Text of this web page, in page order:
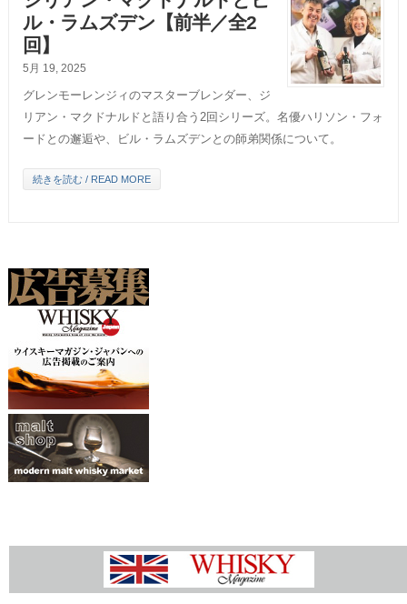
ル・ラムズデン【前半／全2
回】
5月 19, 2025
グレンモーレンジィのマスターブレンダー、ジ
リアン・マクドナルドと語り合う2回シリーズ。名優ハリソン・フォ
ードとの邂逅や、ビル・ラムズデンとの師弟関係について。
続きを読む / READ MORE